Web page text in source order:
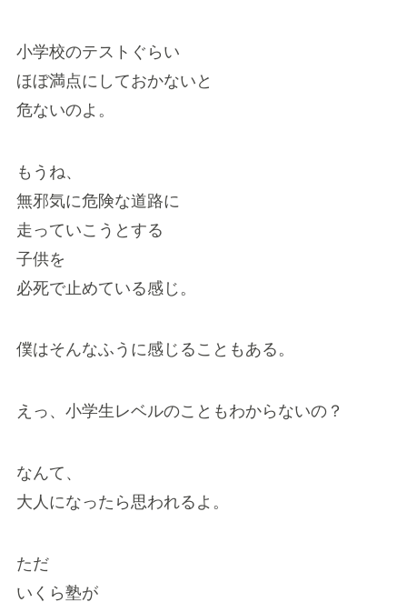
小学校のテストぐらい
ほぼ満点にしておかないと
危ないのよ。
もうね、
無邪気に危険な道路に
走っていこうとする
子供を
必死で止めている感じ。
僕はそんなふうに感じることもある。
えっ、小学生レベルのこともわからないの？
なんて、
大人になったら思われるよ。
ただ
いくら塾が